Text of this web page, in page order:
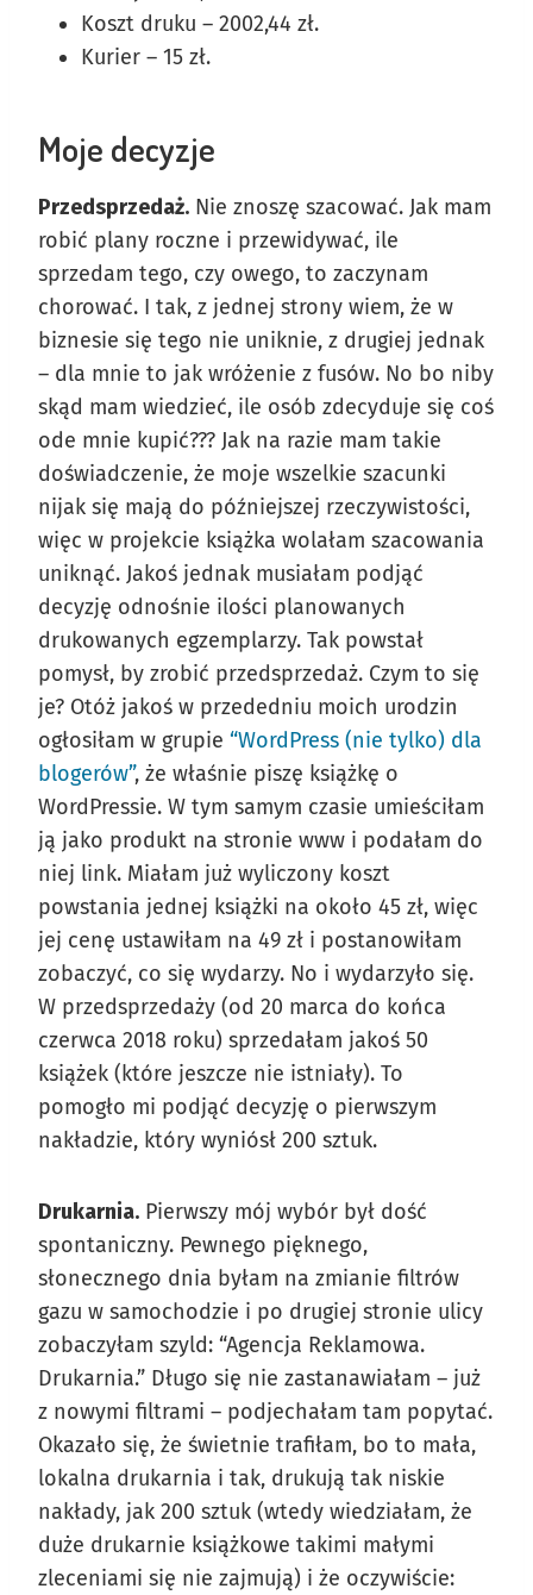
Koszt druku – 2002,44 zł.
Kurier – 15 zł.
Moje decyzje
Przedsprzedaż. Nie znoszę szacować. Jak mam
robić plany roczne i przewidywać, ile
sprzedam tego, czy owego, to zaczynam
chorować. I tak, z jednej strony wiem, że w
biznesie się tego nie uniknie, z drugiej jednak
– dla mnie to jak wróżenie z fusów. No bo niby
skąd mam wiedzieć, ile osób zdecyduje się coś
ode mnie kupić??? Jak na razie mam takie
doświadczenie, że moje wszelkie szacunki
nijak się mają do późniejszej rzeczywistości,
więc w projekcie książka wolałam szacowania
uniknąć. Jakoś jednak musiałam podjąć
decyzję odnośnie ilości planowanych
drukowanych egzemplarzy. Tak powstał
pomysł, by zrobić przedsprzedaż. Czym to się
je? Otóż jakoś w przededniu moich urodzin
ogłosiłam w grupie “WordPress (nie tylko) dla
blogerów”, że właśnie piszę książkę o
WordPressie. W tym samym czasie umieściłam
ją jako produkt na stronie www i podałam do
niej link. Miałam już wyliczony koszt
powstania jednej książki na około 45 zł, więc
jej cenę ustawiłam na 49 zł i postanowiłam
zobaczyć, co się wydarzy. No i wydarzyło się.
W przedsprzedaży (od 20 marca do końca
czerwca 2018 roku) sprzedałam jakoś 50
książek (które jeszcze nie istniały). To
pomogło mi podjąć decyzję o pierwszym
nakładzie, który wyniósł 200 sztuk.
Drukarnia. Pierwszy mój wybór był dość
spontaniczny. Pewnego pięknego,
słonecznego dnia byłam na zmianie filtrów
gazu w samochodzie i po drugiej stronie ulicy
zobaczyłam szyld: “Agencja Reklamowa.
Drukarnia.” Długo się nie zastanawiałam – już
z nowymi filtrami – podjechałam tam popytać.
Okazało się, że świetnie trafiłam, bo to mała,
lokalna drukarnia i tak, drukują tak niskie
nakłady, jak 200 sztuk (wtedy wiedziałam, że
duże drukarnie książkowe takimi małymi
zleceniami się nie zajmują) i że oczywiście: